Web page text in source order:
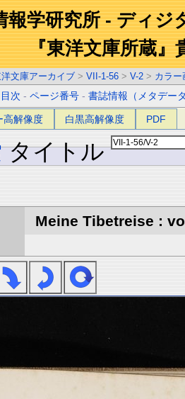
報学研究所 - ディジ
『東洋文庫所蔵』
文庫アーカイブ > VII-1-56 > V-2 > カラー
目次 -ページ番号 -書誌情報（メタデー
高解像度 白黒高解像度 PDF
タイトル
Meine Tibetreise :